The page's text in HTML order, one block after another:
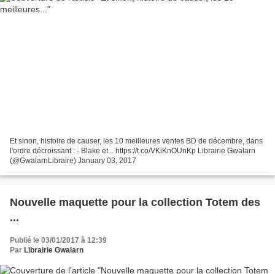
Et sinon, histoire de causer, les 10 meilleures ventes BD de décembre, dans
l'ordre décroissant : - Blake et... https://t.co/VKiKnOUnKp Librairie Gwalarn
(@GwalarnLibraire) January 03, 2017
Nouvelle maquette pour la collection Totem des
...
Publié le 03/01/2017 à 12:39
Par Librairie Gwalarn